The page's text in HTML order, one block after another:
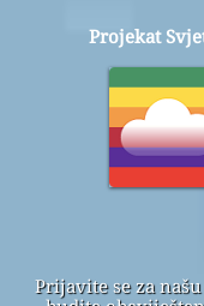
Projekat
Prijavite se za